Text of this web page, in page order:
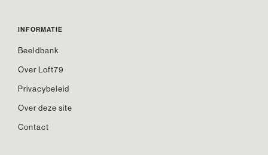
INFORMATIE
Beeldbank
Over Loft79
Privacybeleid
Over deze site
Contact